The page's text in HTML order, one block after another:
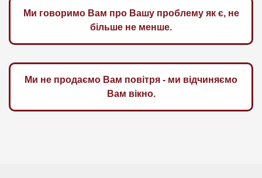
Ми говоримо Вам про Вашу проблему як є, не
більше не менше.
Ми не продаємо Вам повітря - ми відчиняємо
Вам вікно.